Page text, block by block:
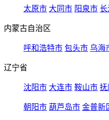
太原市 大同市 阳泉市 长
内蒙古自治区
呼和浩特市 包头市 乌海
辽宁省
沈阳市 大连市 鞍山市 抚
朝阳市 葫芦岛市 金普新